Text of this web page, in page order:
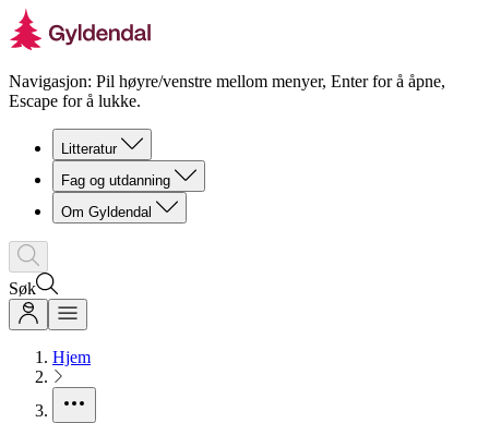
Navigasjon: Pil høyre/venstre mellom menyer, Enter for å åpne,
Escape for å lukke.
Litteratur
Fag og utdanning
Om Gyldendal
Søk
Hjem